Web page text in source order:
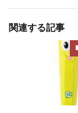
関連する記事